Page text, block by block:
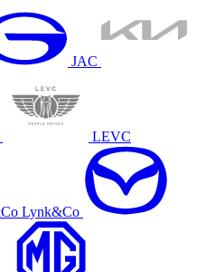
JAC
LEVC
Lynk&Co